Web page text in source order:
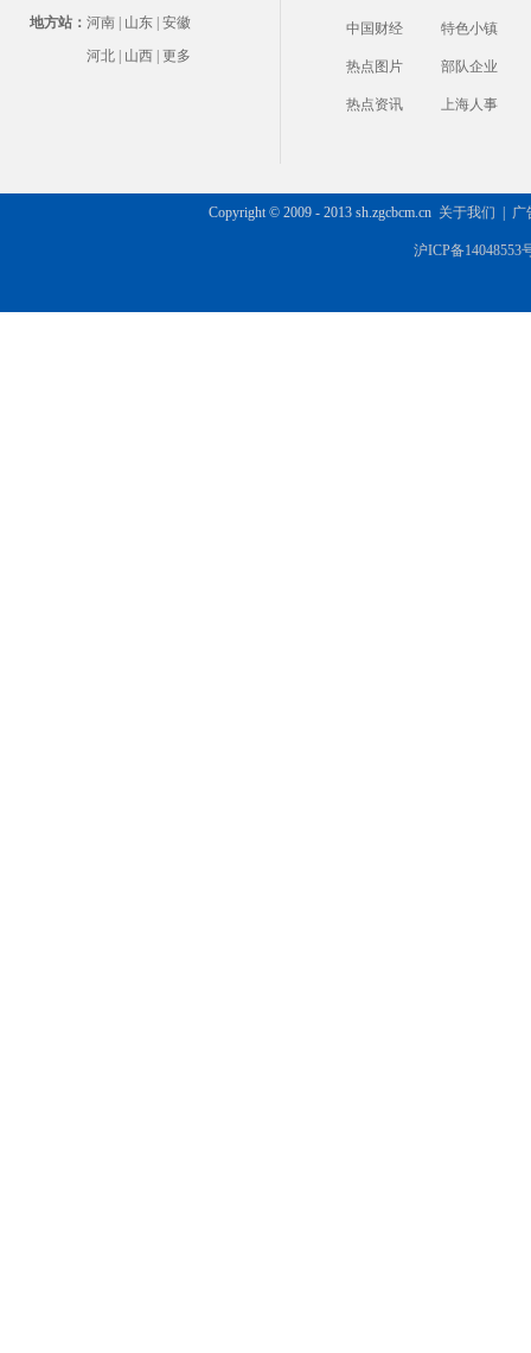
地方站： 河南 山东 安徽
河北
山西 更多
中国财经 特色小镇
热点图片 部队企业
热点资讯 上海人事
Copyright © 2009 - 2013 sh.zgcbcm.cn 关于我们 广
沪ICP备14048553